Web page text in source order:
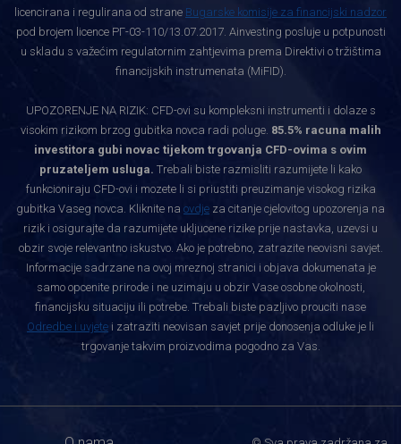
licencirana i regulirana od strane Bugarske komisije za financijski nadzor
pod brojem licence РГ-03-110/13.07.2017. Ainvesting posluje u potpunosti
u skladu s važećim regulatornim zahtjevima prema Direktivi o tržištima
financijskih instrumenata (MiFID).
UPOZORENJE NA RIZIK: CFD-ovi su kompleksni instrumenti i dolaze s
visokim rizikom brzog gubitka novca radi poluge. 85.5% racuna malih
investitora gubi novac tijekom trgovanja CFD-ovima s ovim
pruzateljem usluga. Trebali biste razmisliti razumijete li kako
funkcioniraju CFD-ovi i mozete li si priustiti preuzimanje visokog rizika
gubitka Vaseg novca. Kliknite na ovdje za citanje cjelovitog upozorenja na
rizik i osigurajte da razumijete ukljucene rizike prije nastavka, uzevsi u
obzir svoje relevantno iskustvo. Ako je potrebno, zatrazite neovisni savjet.
Informacije sadrzane na ovoj mreznoj stranici i objava dokumenata je
samo opcenite prirode i ne uzimaju u obzir Vase osobne okolnosti,
financijsku situaciju ili potrebe. Trebali biste pazljivo prouciti nase
Odredbe i uvjete i zatraziti neovisan savjet prije donosenja odluke je li
trgovanje takvim proizvodima pogodno za Vas.